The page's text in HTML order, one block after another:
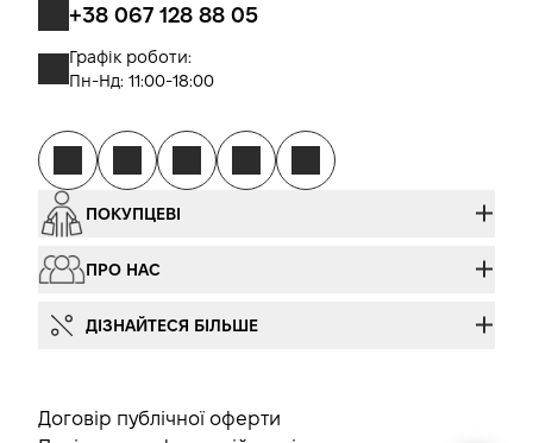
+38 067 128 88 05
Графік роботи:
Пн-Нд: 11:00-18:00
ПОКУПЦЕВІ
ПРО НАС
ДІЗНАЙТЕСЯ БІЛЬШЕ
Договір публічної оферти